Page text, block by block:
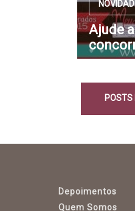
Ajude
POSTS
Depoimentos
Quem Somos